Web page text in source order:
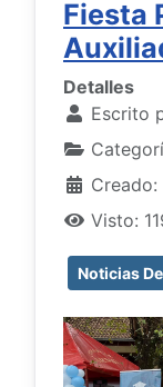
Fiesta
Detalles
Escrito
Visto:
Noticias